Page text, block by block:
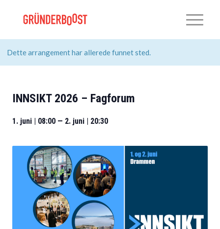
Dette arrangement har allerede funnet sted.
INNSIKT 2026 – Fagforum
1. juni | 08:00 — 2. juni | 20:30